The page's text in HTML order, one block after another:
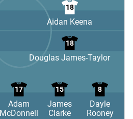
18
Aidan Keena
18
Douglas James-Taylor
17
Adam
McDonnell
15
James
Clarke
8
Dayle
Rooney